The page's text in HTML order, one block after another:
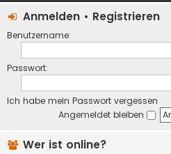
Anmelden • Registrieren
Benutzername:
Passwort:
Ich habe mein Passwort vergessen
Angemeldet bleiben
Wer ist online?